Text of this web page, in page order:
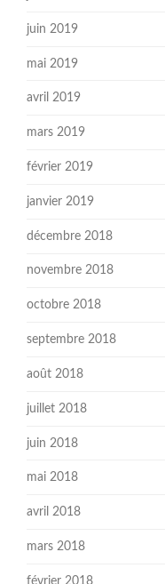
juin 2019
mai 2019
avril 2019
mars 2019
février 2019
janvier 2019
décembre 2018
novembre 2018
octobre 2018
septembre 2018
août 2018
juillet 2018
juin 2018
mai 2018
avril 2018
mars 2018
février 2018